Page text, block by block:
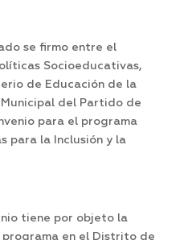
se firmo entre el
Socioeducativas,
de Educación de la
del Partido de
para el programa
para la Inclusión y la
tiene por objeto la
en el Distrito de